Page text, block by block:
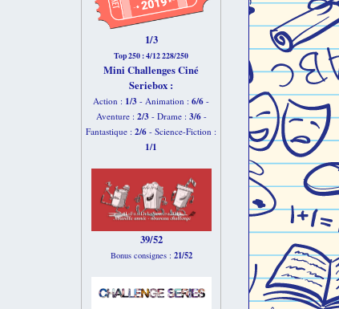
1/3
Top 250 : 4/12 228/250
Mini Challenges Ciné
Seriebox :
Action : 1/3 - Animation : 6/6 -
Aventure : 2/3- Drame : 3/6-
Fantastique : 2/6 - Science-Fiction :
1/1
39/52
Bonus consignes : 21/52